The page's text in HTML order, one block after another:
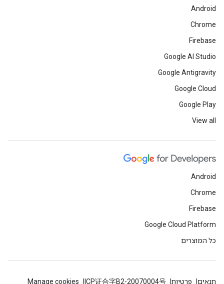
Android
Chrome
Firebase
Google AI Studio
Google Antigravity
Google Cloud
Google Play
View all
Android
Chrome
Firebase
Google Cloud Platform
כל המוצרים
תנאים פרטיות ICP证合字B2-20070004号
Manage cookies